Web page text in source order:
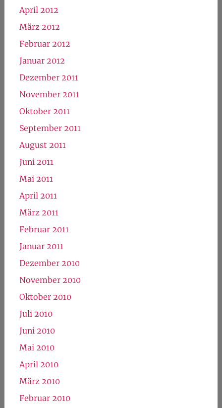
April 2012
März 2012
Februar 2012
Januar 2012
Dezember 2011
November 2011
Oktober 2011
September 2011
August 2011
Juni 2011
Mai 2011
April 2011
März 2011
Februar 2011
Januar 2011
Dezember 2010
November 2010
Oktober 2010
Juli 2010
Juni 2010
Mai 2010
April 2010
März 2010
Februar 2010